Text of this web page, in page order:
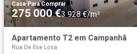
Casa·Para Comprar
275 000 €3 928 €/m²
Apartamento T2 em Campanhã
Rua De Ilse Losa